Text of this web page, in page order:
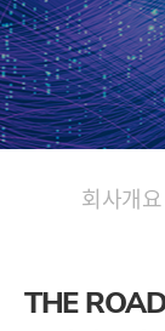
회사개요
THE